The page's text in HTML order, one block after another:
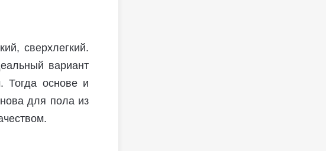
сверхлегкий.
вариант
Тогда основе и
для пола из